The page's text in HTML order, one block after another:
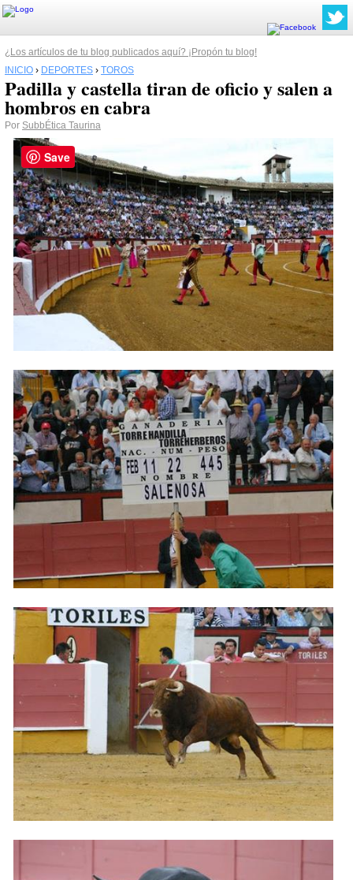
¿Los artículos de tu blog publicados aquí? ¡Propón tu blog!
INICIO › DEPORTES › TOROS
Padilla y castella tiran de oficio y salen a
hombros en cabra
Por SubbÉtica Taurina
Save